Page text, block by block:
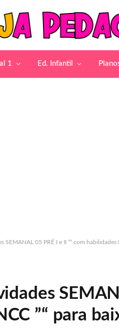
1 Ed. Infantil
SEMANAL 05 PRÉ I e II ”“ com habilidades
”“ para